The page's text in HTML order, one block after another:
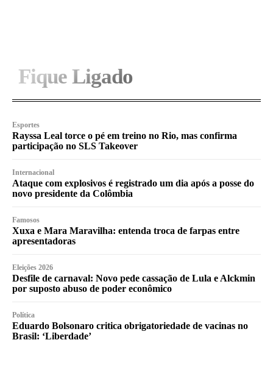
Fique Ligado
Esportes
Rayssa Leal torce o pé em treino no Rio, mas confirma
participação no SLS Takeover
Internacional
Ataque com explosivos é registrado um dia após a posse do
novo presidente da Colômbia
Famosos
Xuxa e Mara Maravilha: entenda troca de farpas entre
apresentadoras
Eleições 2026
Desfile de carnaval: Novo pede cassação de Lula e Alckmin
por suposto abuso de poder econômico
Política
Eduardo Bolsonaro critica obrigatoriedade de vacinas no
Brasil: ‘Liberdade’